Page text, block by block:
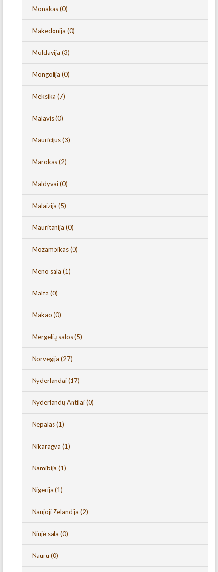
Monakas(0)
Makedonija (0)
Moldavija (3)
Mongolija (0)
Meksika (7)
Malavis(0)
Mauricijus(3)
Marokas(2)
Maldyvai(0)
Malaizija (5)
Mauritanija (0)
Mozambikas(0)
Meno sala (1)
Malta (0)
Makao (0)
Mergelių salos(5)
Norvegija (27)
Nyderlandai(17)
Nyderlandų Antilai(0)
Nepalas(1)
Nikaragva (1)
Namibija (1)
Nigerija (1)
Naujoji Zelandija (2)
Niujė sala (0)
Nauru (0)